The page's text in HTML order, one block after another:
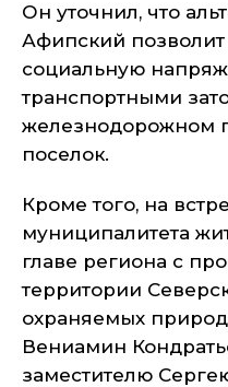
Он уточнил, что
Афипский
социальную
транспортными
железнодорожном
поселок.
Кроме того, на
муниципалитета
главе региона с
территории
охраняемых
Вениамин
заместителю